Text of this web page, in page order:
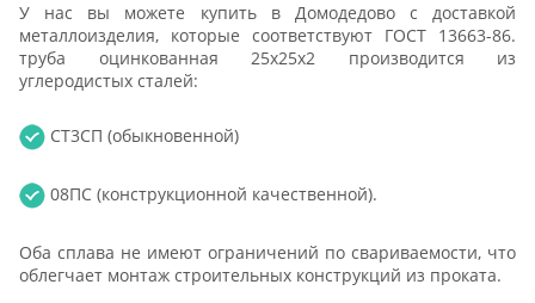
У нас вы можете купить в Домодедово с доставкой
металлоизделия, которые соответствуют ГОСТ 13663-86.
труба оцинкованная 25x25x2 производится из
углеродистых сталей:
СТ3СП (обыкновенной)
08ПС (конструкционной качественной).
Оба сплава не имеют ограничений по свариваемости, что
облегчает монтаж строительных конструкций из проката.